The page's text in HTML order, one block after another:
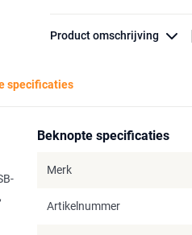
Product omschrijving
specificaties
Beknopte specificaties
Merk
Artikelnummer